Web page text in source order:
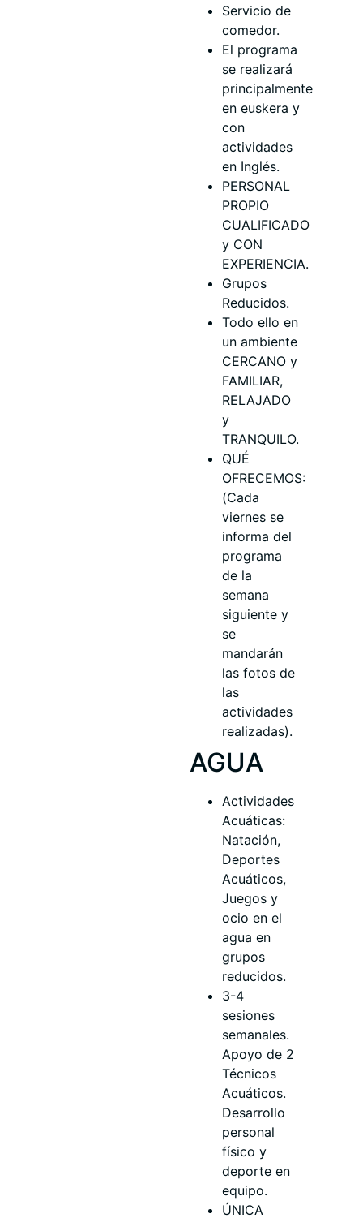
Servicio de
comedor.
El programa
se realizará
principalmente
en euskera y
con
actividades
en Inglés.
PERSONAL
PROPIO
CUALIFICADO
y CON
EXPERIENCIA.
Grupos
Reducidos.
Todo ello en
un ambiente
CERCANO y
FAMILIAR,
RELAJADO
y
TRANQUILO.
QUÉ
OFRECEMOS:
(Cada
viernes se
informa del
programa
de la
semana
siguiente y
se
mandarán
las fotos de
las
actividades
realizadas).
AGUA
Actividades
Acuáticas:
Natación,
Deportes
Acuáticos,
Juegos y
ocio en el
agua en
grupos
reducidos.
3-4
sesiones
semanales.
Apoyo de 2
Técnicos
Acuáticos.
Desarrollo
personal
físico y
deporte en
equipo.
ÚNICA